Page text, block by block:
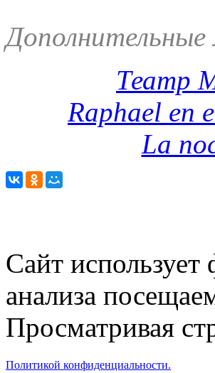
Театр
Raphael en
La
Сайт
анализа
Просматривая
Политикой конфиденциальности.